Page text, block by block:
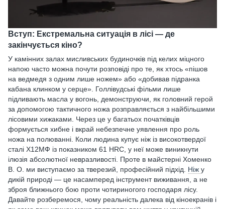
Вступ: Екстремальна ситуація в лісі — де
закінчується кіно?
У камінних залах мисливських будиночків під келих міцного
напою часто можна почути розповіді про те, як хтось «пішов
на ведмедя з одним лише ножем» або «добивав підранка
кабана клинком у серце». Голлівудські фільми лише
підливають масла у вогонь, демонструючи, як головний герой
за допомогою тактичного ножа розправляється з найбільшими
лісовими хижаками. Через це у багатьох початківців
формується хибне і вкрай небезпечне уявлення про роль
ножа на полюванні. Коли людина купує ніж із високотвердої
сталі Х12МФ із показником 61 HRC, у неї може виникнути
ілюзія абсолютної невразливості. Проте в майстерні Хоменко
В. О. ми виступаємо за тверезий, професійний підхід. Ніж у
дикій природі — це насамперед інструмент виживання, а не
зброя ближнього бою проти чотириногого господаря лісу.
Давайте розберемося, чому реальність далека від кіноекранів і